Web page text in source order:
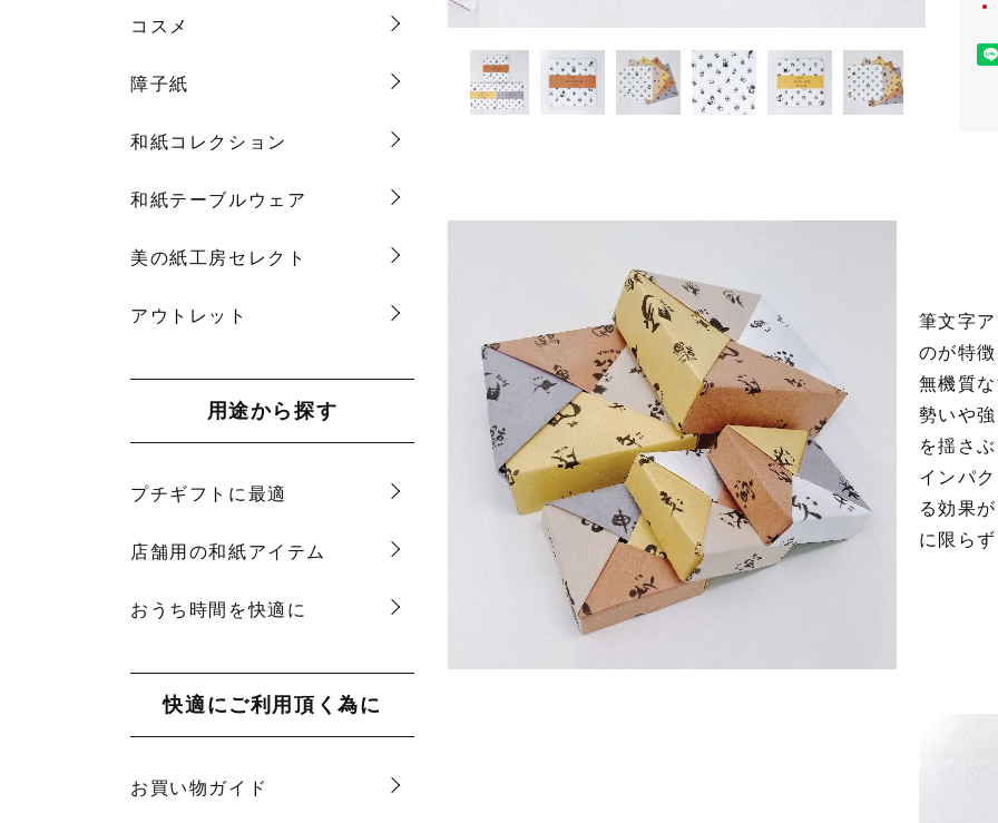
コスメ
障子紙
和紙コレクション
和紙テーブルウェア
美の紙工房セレクト
アウトレット
用途から探す
プチギフトに最適
店舗用の和紙アイテム
おうち時間を快適に
快適にご利用頂く為に
お買い物ガイド
筆文字
のが特
無機質
勢いや
を揺さ
インパ
る効果
に限ら